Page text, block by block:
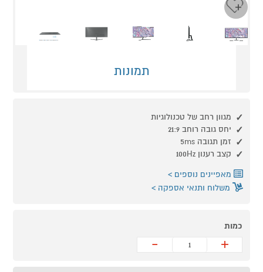
תמונות
מגוון רחב של טכנולוגיות
יחס גובה רוחב 21:9
זמן תגובה 5ms
קצב רענון 100Hz
מאפיינים נוספים
משלוח ותנאי אספקה
כמות
+
-